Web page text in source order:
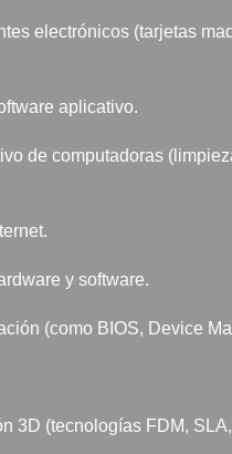
electrónicos (tarjetas
aplicativo.
de computadoras
y software.
(como BIOS, Device
3D (tecnologías FDM,